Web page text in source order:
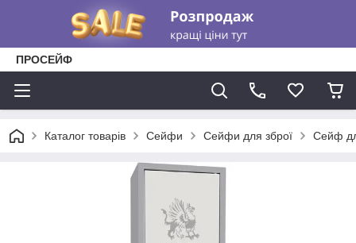
ПРОСЕЙФ
Каталог товарів Сейфи Сейфи для зброї Сейф